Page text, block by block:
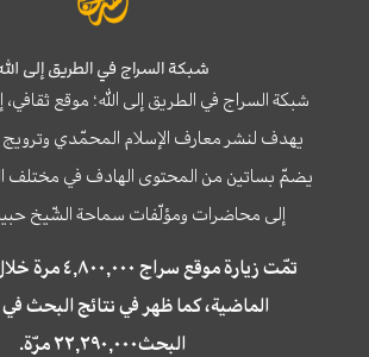
شبكة السراج في الطريق إلى
شبكة السراج في الطريق إلى الله؛ موقع ثقافي،
يهدف لنشر معارف الإسلام المحمّدي وترويج
يضمّ بساتين من المحتوى الهادف في مختلف
إلى محاضرات ومؤلّفات سماحة الشّيخ
تمّت زيارة موقع
الماضية، كما ظهر في نتائج البحث
البحث٢٢,٢٩٠,٠٠٠ مرّة.